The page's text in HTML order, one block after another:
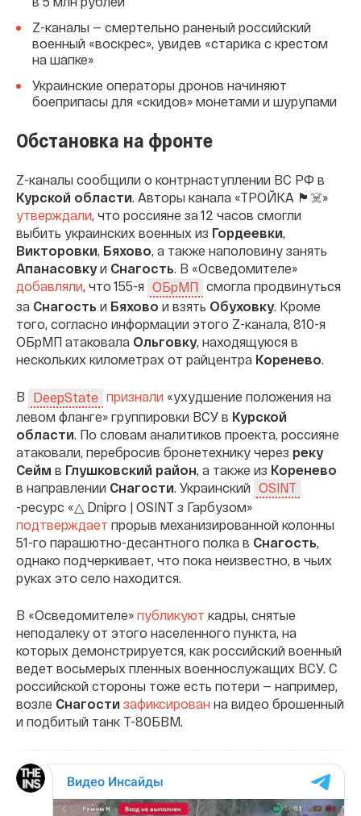
Z-каналы — смертельно раненый российский
военный «воскрес», увидев «старика с крестом
на шапке»
Украинские операторы дронов начиняют
боеприпасы для «скидов» монетами и шурупами
Обстановка на фронте
Z-каналы сообщили о контрнаступлении ВС РФ в
Курской области. Авторы канала «ТРОЙКА 🏴☠️»
утверждали, что россияне за 12 часов смогли
выбить украинских военных из Гордеевки,
Викторовки, Бяхово, а также наполовину занять
Апанасовкуи Снагость. В «Осведомителе»
добавляли, что 155-я ОБрМП смогла продвинуться
за Снагость и Бяхово и взять Обуховку. Кроме
того, согласно информации этого Z-канала, 810-я
ОБрМП атаковала Ольговку, находящуюся в
нескольких километрах от райцентра Коренево
В DeepState признали «ухудшение положения на
левом фланге» группировки ВСУ в Курской
области . По словам аналитиков проекта, россияне
атаковали, перебросив бронетехнику через реку
Сейм в Глушковский район , а также из Коренево
в направлении Снагости . Украинский OSINT
-ресурс «△ Dnipro | OSINT з Гарбузом»
подтверждает прорыв механизированной колонны
51-го парашютно-десантного полка в Снагость,
однако подчеркивает, что пока неизвестно, в чьих
руках это село находится.
В «Осведомителе» публикуют кадры, снятые
неподалеку от этого населенного пункта, на
которых демонстрируется, как российский военный
ведет восьмерых пленных военнослужащих ВСУ. С
российской стороны тоже есть потери — например,
возле Снагости зафиксирован на видео брошенный
и подбитый танк Т-80БВМ.